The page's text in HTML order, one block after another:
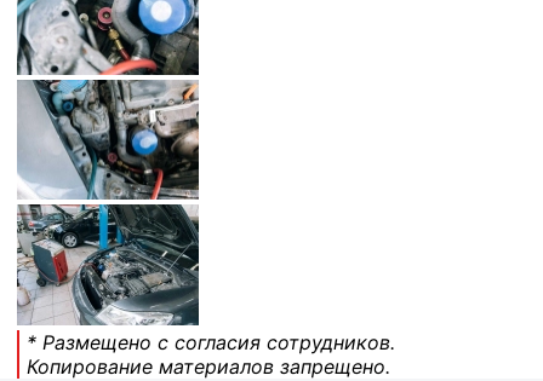
* Размещено с согласия сотрудников.
Копирование материалов запрещено.